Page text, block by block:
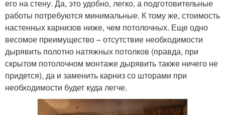
его на стену. Да, это удобно, легко, а подготовительные
работы потребуются минимальные. К тому же, стоимость
настенных карнизов ниже, чем потолочных. Еще одно
весомое преимущество – отсутствие необходимости
дырявить полотно натяжных потолков (правда, при
скрытом потолочном монтаже дырявить также ничего не
придется), да и заменить карниз со шторами при
необходимости будет куда легче.